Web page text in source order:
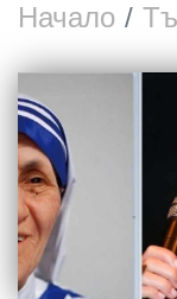
Начало